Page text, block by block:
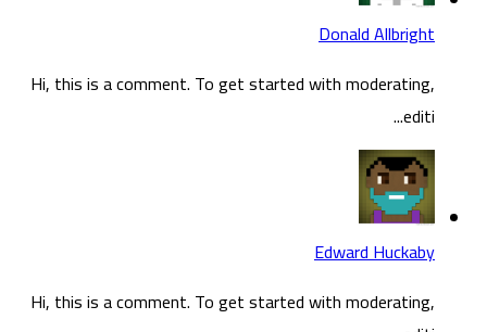
Donald Allbright
Hi, this is a comment. To get started with moderating,
editi...
Edward Huckaby
Hi, this is a comment. To get started with moderating,